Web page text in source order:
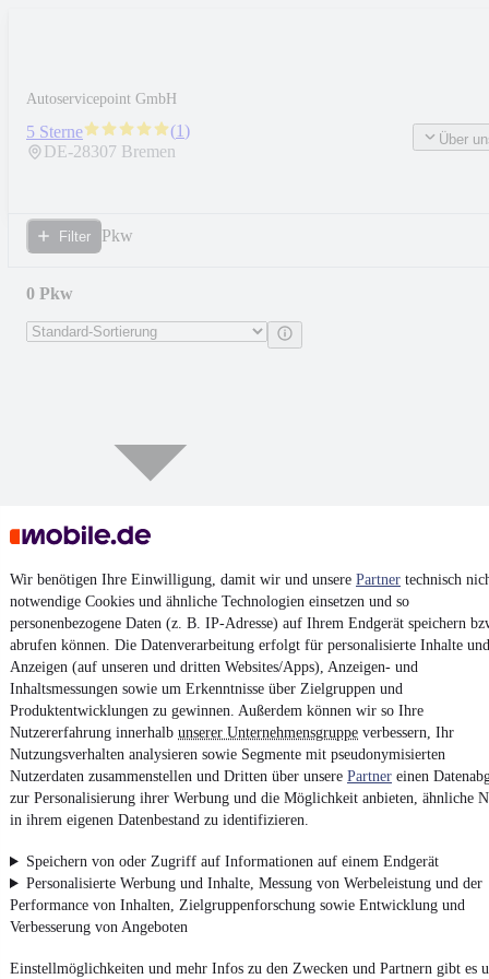
Wir benötigen Ihre Einwilligung, damit wir und unsere Partner technisch
notwendige Cookies und ähnliche Technologien einsetzen und so
personenbezogene Daten (z. B. IP-Adresse) auf Ihrem Endgerät speichern
abrufen können. Die Datenverarbeitung erfolgt für personalisierte Inhalte und
Anzeigen (auf unseren und dritten Websites/Apps), Anzeigen- und
Inhaltsmessungen sowie um Erkenntnisse über Zielgruppen und
Produktentwicklungen zu gewinnen. Außerdem können wir so Ihre
Nutzererfahrung innerhalb unserer Unternehmensgruppe verbessern, Ihr
Nutzungsverhalten analysieren sowie Segmente mit pseudonymisierten
Nutzerdaten zusammenstellen und Dritten über unsere Partner einen
zur Personalisierung ihrer Werbung und die Möglichkeit anbieten, ähnliche
in ihrem eigenen Datenbestand zu identifizieren.
Speichern von oder Zugriff auf Informationen auf einem Endgerät
Personalisierte Werbung und Inhalte, Messung von Werbeleistung und der
Performance von Inhalten, Zielgruppenforschung sowie Entwicklung und
Verbesserung von Angeboten
Einstellmöglichkeiten und mehr Infos zu den Zwecken und Partnern gibt es
Autoservicepoint GmbH
5 Sterne (1)
DE-28307 Bremen
Über
Filter Pkw
0 Pkw
Keine Inserate gefunden
¹MwSt. ausweisbar
Nutze mobile.de schnell und einfach
App installieren